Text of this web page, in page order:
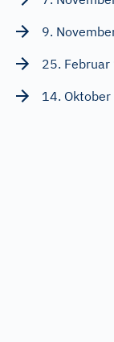
9.
25.
14.